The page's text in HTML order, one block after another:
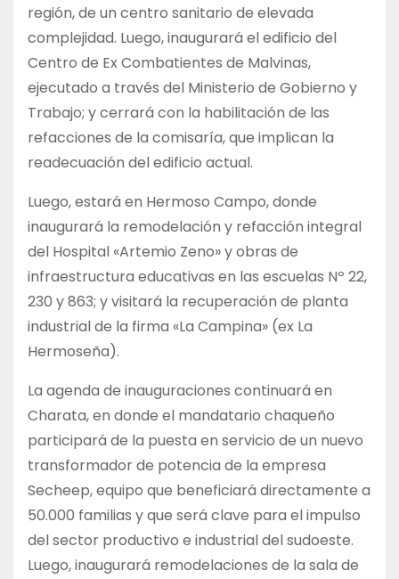
región, de un centro sanitario de elevada
complejidad. Luego, inaugurará el edificio del
Centro de Ex Combatientes de Malvinas,
ejecutado a través del Ministerio de Gobierno y
Trabajo; y cerrará con la habilitación de las
refacciones de la comisaría, que implican la
readecuación del edificio actual.
Luego, estará en Hermoso Campo, donde
inaugurará la remodelación y refacción integral
del Hospital «Artemio Zeno» y obras de
infraestructura educativas en las escuelas Nº 22,
230 y 863; y visitará la recuperación de planta
industrial de la firma «La Campina» (ex La
Hermoseña).
La agenda de inauguraciones continuará en
Charata, en donde el mandatario chaqueño
participará de la puesta en servicio de un nuevo
transformador de potencia de la empresa
Secheep, equipo que beneficiará directamente a
50.000 familias y que será clave para el impulso
del sector productivo e industrial del sudoeste.
Luego, inaugurará remodelaciones de la sala de